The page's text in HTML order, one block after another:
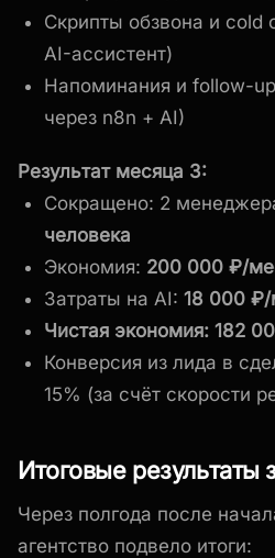
Скрипты обзвона и cold
AI-ассистент)
Напоминания и follow-
через n8n + AI)
Результат месяца 3:
Сокращено: 2
человека
Экономия: 200 000 ₽/
Затраты на AI: 18 000
Чистая экономия: 182
Конверсия из лида в
15% (за счёт скорости
Итоговые результаты
Через полгода после
агентство подвело итоги: